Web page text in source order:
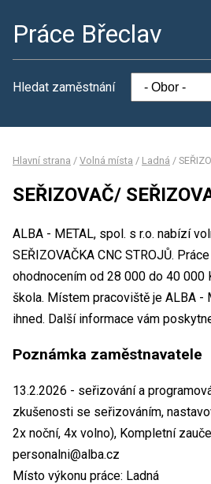
Práce Břeclav
Hledat zaměstnání
Hlavní strana / Volná místa / Ladná /
SEŘIZOVAČ/
ALBA - METAL, spol. s r.o. nabízí
SEŘIZOVAČKA CNC STROJŮ.
ohodnocením od 28 000 do 40 000
škola. Místem pracoviště je ALBA -
ihned. Další informace vám
Poznámka zaměstnavatele
13.2.2026 - seřizování a
zkušenosti se seřizováním,
2x noční, 4x volno), Kompletní
personalni@alba.cz
Místo výkonu práce: Ladná